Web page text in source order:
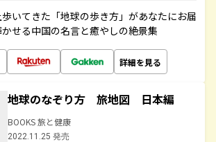
いてきた「地球の歩き方」があなたにお届
せる中国の名言と癒やしの絶景集
詳細を見る
地球のなぞり方 旅地図 日本編
BOOKS 旅と健康
2022.11.25 発売